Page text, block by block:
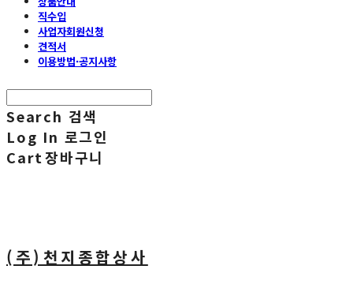
직수입
사업자회원신청
견적서
이용방법·공지사항
Search 검색
Log In 로그인
Cart장바구니
(주)천지종합상사